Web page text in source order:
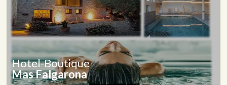
Hotel-Boutique
Mas Falgarona